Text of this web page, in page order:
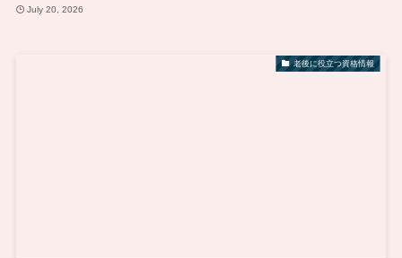
July 20, 2026
老後に役立つ資格情報